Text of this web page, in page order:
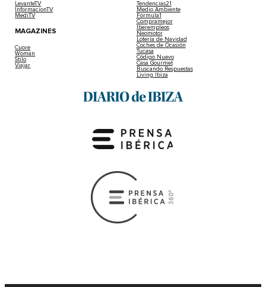
LevanteTV
InformacionTV
MediTV
MAGAZINES
Cuore
Woman
Stilo
Viajar
Tendencias21
Medio Ambiente
Fórmula1
Compramejor
Iberempleos
Neomotor
Lotería de Navidad
Coches de Ocasión
Tucasa
Código Nuevo
Casa Gourmet
Buscando Respuestas
Living Ibiza